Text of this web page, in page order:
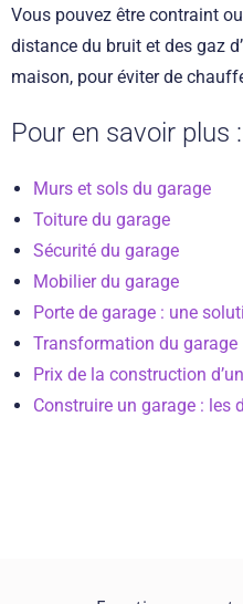
Vous pouvez être contraint
distance du bruit et des gaz
maison, pour éviter de
Pour en savoir plus :
Murs et sols du garage
Toiture du garage
Sécurité du garage
Mobilier du garage
Porte de garage : une
Transformation du garage
Prix de la construction
Construire un garage : les